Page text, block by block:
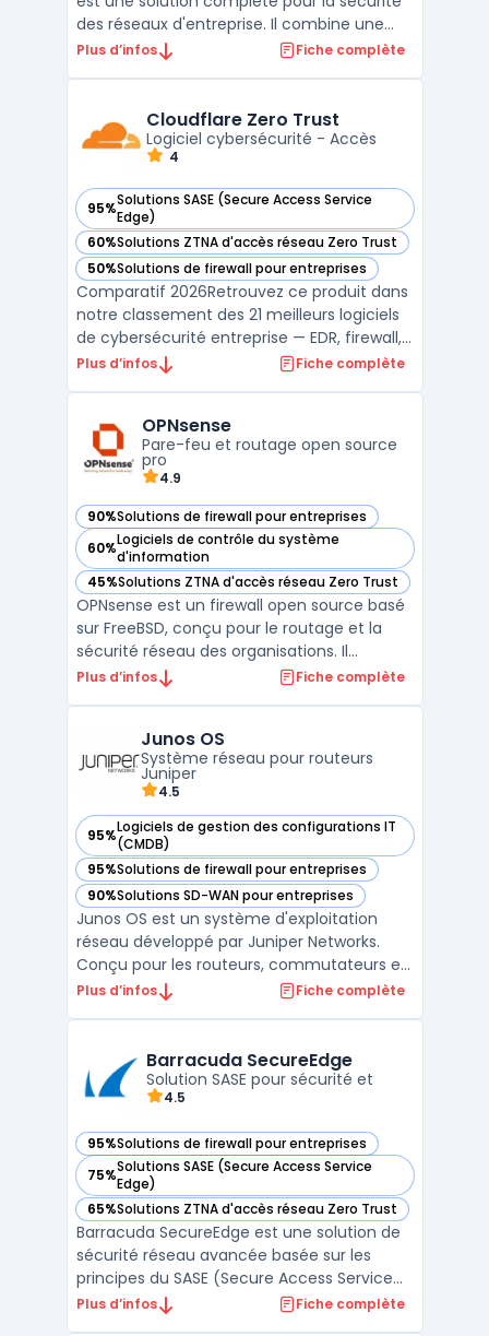
des réseaux d'entreprise. Il combine une
variété de fonctionnalités de sécurité, y
filtrage de contenu et la segmentation
réseau. La ...
Plus d’infos Fiche complète
Cloudflare Zero Trust
Logiciel cybersécurité - Accès
4
95%Solutions SASE (Secure Access Service
Edge)
— voir Cloudflare Zero Trust dans cette catégorie
60%Solutions ZTNA d'accès réseau Zero Trust
— voir Cloudflare Zero Trust dans cette catégorie
50%Solutions de firewall pour entreprises
— voir Cloudflare Zero Trust dans cette catégorie
Comparatif 2026Retrouvez ce produit dans
notre classement des 21 meilleurs logiciels
de cybersécurité entreprise — EDR, firewall,
SIEM, XDR. ...
Plus d’infos Fiche complète
OPNsense
Pare-feu et routage open source
pro
4.9
90%Solutions de firewall pour entreprises
— voir OPNsense dans cette catégorie
60%Logiciels de contrôle du système
d'information
— voir OPNsense dans cette catégorie
45%Solutions ZTNA d'accès réseau Zero Trust
— voir OPNsense dans cette catégorie
OPNsense est un firewall open source basé
sur FreeBSD, conçu pour le routage et la
sécurité réseau des organisations. Il
propose un pare-feu à états, la gestion des
L’interface Web permet l’administration, les
mis ...
Plus d’infos Fiche complète
Junos OS
Système réseau pour routeurs
Juniper
4.5
95%Logiciels de gestion des configurations IT
(CMDB)
— voir Junos OS dans cette catégorie
95%Solutions de firewall pour entreprises
— voir Junos OS dans cette catégorie
90%Solutions SD-WAN pour entreprises
— voir Junos OS dans cette catégorie
Junos OS est un système d'exploitation
réseau développé par Juniper Networks.
Conçu pour les routeurs, commutateurs et
pare-feu de la marque, il repose sur une
FreeBSD, il offre un environnement robuste
et une programma ...
Plus d’infos Fiche complète
Barracuda SecureEdge
Solution SASE pour sécurité et
4.5
95%Solutions de firewall pour entreprises
— voir Barracuda SecureEdge dans cette catégorie
75%Solutions SASE (Secure Access Service
Edge)
— voir Barracuda SecureEdge dans cette catégorie
65%Solutions ZTNA d'accès réseau Zero Trust
— voir Barracuda SecureEdge dans cette catégorie
Barracuda SecureEdge est une solution de
sécurité réseau avancée basée sur les
principes du SASE (Secure Access Service
Edge), une architecture qui combine les
Plus d’infos Fiche complète